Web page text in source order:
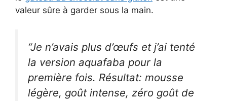
valeur sûre à garder sous la main.
“Je n’avais plus d’œufs et j’ai tenté
la version aquafaba pour la
première fois. Résultat: mousse
légère, goût intense, zéro goût de